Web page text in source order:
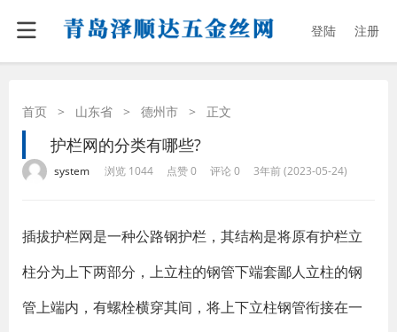
登陆 注册
首页 > 山东省 > 德州市 > 正文
护栏网的分类有哪些?
system 浏览 1044 点赞 0 评论 0 3年前 (2023-05-24)
插拔护栏网是一种公路钢护栏，其结构是将原有护栏立
柱分为上下两部分，上立柱的钢管下端套鄙人立柱的钢
管上端内，有螺栓横穿其间，将上下立柱钢管衔接在一